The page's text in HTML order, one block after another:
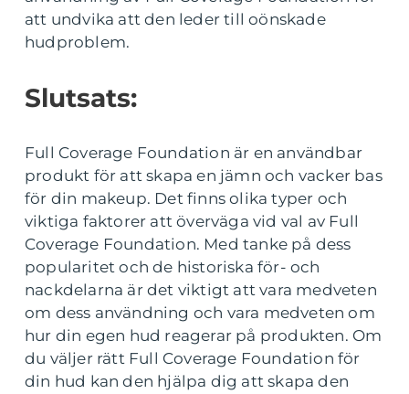
att undvika att den leder till oönskade
hudproblem.
Slutsats:
Full Coverage Foundation är en användbar
produkt för att skapa en jämn och vacker bas
för din makeup. Det finns olika typer och
viktiga faktorer att överväga vid val av Full
Coverage Foundation. Med tanke på dess
popularitet och de historiska för- och
nackdelarna är det viktigt att vara medveten
om dess användning och vara medveten om
hur din egen hud reagerar på produkten. Om
du väljer rätt Full Coverage Foundation för
din hud kan den hjälpa dig att skapa den